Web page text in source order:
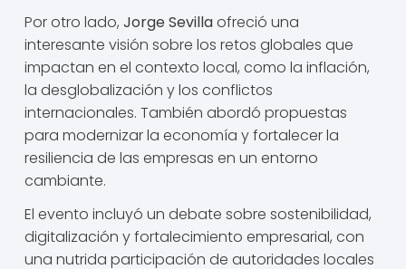
Por otro lado, Jorge Sevillaofreció una
interesante visión sobre los retos globales que
impactan en el contexto local, como la inflación,
la desglobalización y los conflictos
internacionales. También abordó propuestas
para modernizar la economía y fortalecer la
resiliencia de las empresas en un entorno
cambiante.
El evento incluyó un debate sobre sostenibilidad,
digitalización y fortalecimiento empresarial, con
una nutrida participación de autoridades locales